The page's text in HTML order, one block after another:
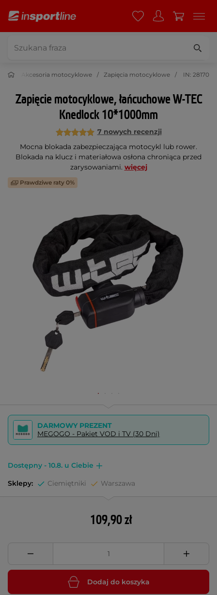
Akcesoria motocyklowe Zapięcia motocyklowe IN: 28170
Zapięcie motocyklowe, łańcuchowe W-TEC
Knedlock 10*1000mm
7 nowych recenzji
Mocna blokada zabezpieczająca motocykl lub rower.
Blokada na klucz i materiałowa osłona chroniąca przed
zarysowaniami. więcej
Prawdziwe raty 0%
DARMOWY PREZENT
MEGOGO - Pakiet VOD i TV (30 Dni)
Dostępny - 10.8. u Ciebie
Sklepy: Ciemiętniki Warszawa
109,90 zł
Dodaj do koszyka